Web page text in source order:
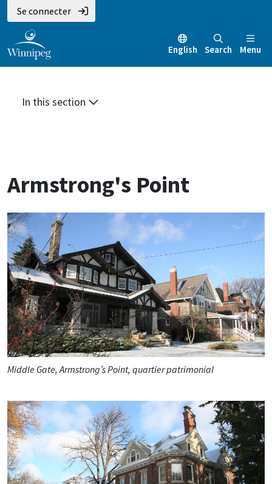
Aller
au
contenu
principal
Skip
to
main
menu
Skip
to
footer
Se connecter
English Search Menu
In this section
Armstrong's Point
Middle Gate, Armstrong’s Point, quartier patrimonial